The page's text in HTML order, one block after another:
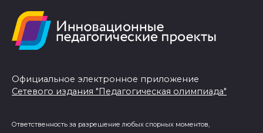
Официальное электронное приложение
Сетевого издания "Педагогическая олимпиада"
Ответственность за разрешение любых спорных моментов,